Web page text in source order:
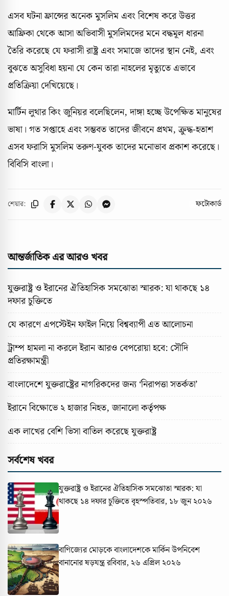
এসব ঘটনা ফ্রান্সের অনেক মুসলিম এবং বিশেষ করে উত্তর
আফ্রিকা থেকে আসা অভিবাসী মুসলিমদের মনে বদ্ধমূল ধারনা
তৈরি করেছে যে ফরাসী রাষ্ট্র এবং সমাজে তাদের স্থান নেই, এবং
বুঝতে অসুবিধা হয়না যে কেন তারা নাহলের মৃত্যুতে এভাবে
প্রতিক্রিয়া দেখিয়েছে।
মার্টিন লুথার কিং জুনিয়র বলেছিলেন, দাঙ্গা হচ্ছে উপেক্ষিত মানুষের
ভাষা। গত সপ্তাহে এবং সম্ভবত তাদের জীবনে প্রথম, ক্রুদ্ধ-হতাশ
এসব ফরাসি মুসলিম তরুণ-যুবক তাদের মনোভাব প্রকাশ করেছে।
বিবিসি বাংলা।
শেয়ার: ফটোকার্ড
আন্তর্জাতিক এর আরও খবর
যুক্তরাষ্ট্র ও ইরানের ঐতিহাসিক সমঝোতা স্মারক: যা থাকছে ১৪
দফার চুক্তিতে
যে কারণে এপস্টেইন ফাইল নিয়ে বিশ্বব্যাপী এত আলোচনা
ট্রাম্প হামলা না করলে ইরান আরও বেপরোয়া হবে: সৌদি
প্রতিরক্ষামন্ত্রী
বাংলাদেশে যুক্তরাষ্ট্রের নাগরিকদের জন্য ‘নিরাপত্তা সতর্কতা’
ইরানে বিক্ষোভে ২ হাজার নিহত, জানালো কর্তৃপক্ষ
এক লাখের বেশি ভিসা বাতিল করেছে যুক্তরাষ্ট্র
সর্বশেষ খবর
যুক্তরাষ্ট্র ও ইরানের ঐতিহাসিক সমঝোতা স্মারক: যা
থাকছে ১৪ দফার চুক্তিতেবৃহস্পতিবার, ১৮ জুন ২০২৬
বাণিজ্যের মোড়কে বাংলাদেশকে মার্কিন উপনিবেশ
বানানোর ষড়যন্ত্ররবিবার, ২৬ এপ্রিল ২০২৬